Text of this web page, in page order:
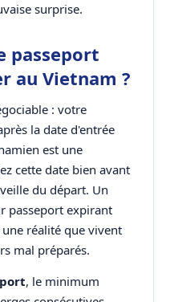
surprise.
passeport
au Vietnam ?
: votre
la date d'entrée
est une
cette date bien avant
du départ. Un
passeport expirant
réalité que vivent
mal préparés.
, le minimum